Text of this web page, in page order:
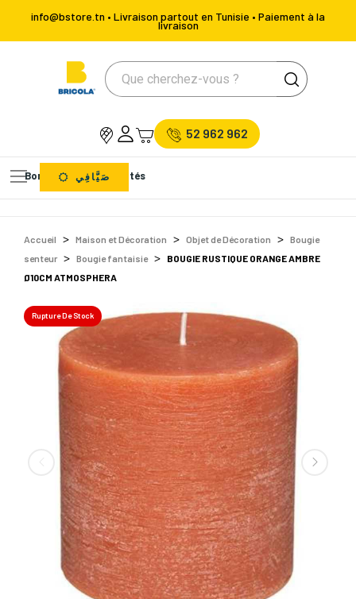
info@bstore.tn • Livraison partout en Tunisie • Paiement à la
livraison
52 962 962
Bons Plans Nouveautés
صَيَّافِي
Accueil Maison et Décoration Objet de Décoration
Bougie
senteur
Bougie fantaisie
BOUGIE RUSTIQUE ORANGE AMBRE
Ø10CM ATMOSPHERA
Rupture De Stock